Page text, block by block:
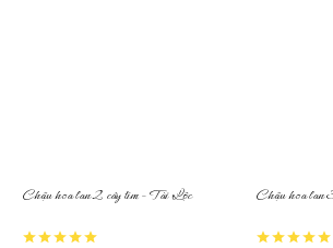
Chậu hoa lan 2 cây tím – Tài Lộc Chậu hoa lan